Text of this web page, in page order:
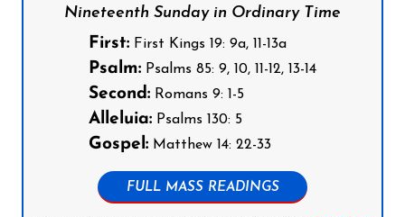
Nineteenth Sunday in Ordinary Time
First: First Kings 19: 9a, 11-13a
Psalm: Psalms 85: 9, 10, 11-12, 13-14
Second: Romans 9: 1-5
Alleluia: Psalms 130: 5
Gospel: Matthew 14: 22-33
FULL MASS READINGS